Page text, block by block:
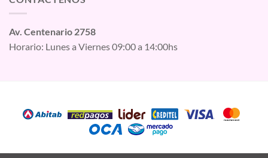
Av. Centenario 2758
Horario: Lunes a Viernes 09:00 a 14:00hs